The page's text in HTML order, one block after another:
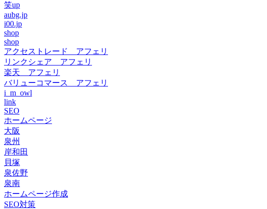
笑up
aubg.jp
i00.jp
shop
shop
アクセストレード アフェリ
リンクシェア アフェリ
楽天 アフェリ
バリューコマース アフェリ
i_m_owl
link
SEO
ホームページ
大阪
泉州
岸和田
貝塚
泉佐野
泉南
ホームページ作成
SEO対策